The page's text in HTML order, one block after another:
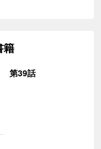
籍
第39話